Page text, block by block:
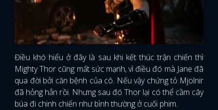
Điều khó hiểu ở đây là sau khi kết thúc trận chiến thì
Mighty Thor cũng mất sức mạnh, vì điều đó mà Jane đã
qua đời bởi căn bệnh của cô. Nếu vậy chứng tỏ Mjolnir
đã hỏng hẳn rồi. Nhưng sau đó Thor lại có thể cầm cây
búa đi chinh chiến như bình thường ở cuối phim.